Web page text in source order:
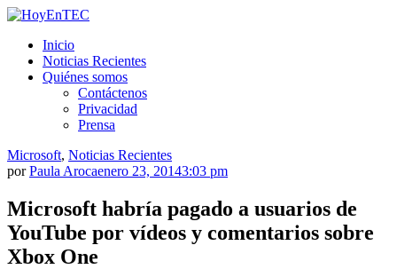
Saltar
contenido.
Inicio
Noticias Recientes
Quiénes somos
Contáctenos
Privacidad
Prensa
Microsoft, Noticias Recientes
porPaula Arocaenero 23, 20143:03 pm
Microsoft habría pagado a usuarios de
YouTube por vídeos y comentarios sobre
Xbox One